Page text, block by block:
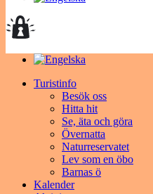
Turistinfo
Besök oss
Hitta hit
Se, äta och göra
Övernatta
Naturreservatet
Lev som en öbo
Barnas ö
Kalender